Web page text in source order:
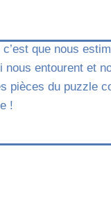
que nous
entourent et
pièces du puzzle
!